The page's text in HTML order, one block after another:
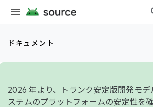
ドキュメント
2026 年より、トランク安定版開発モデ
ステムのプラットフォームの安定性を